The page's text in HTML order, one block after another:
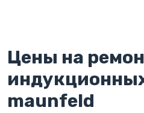
Цены на
maunfeld